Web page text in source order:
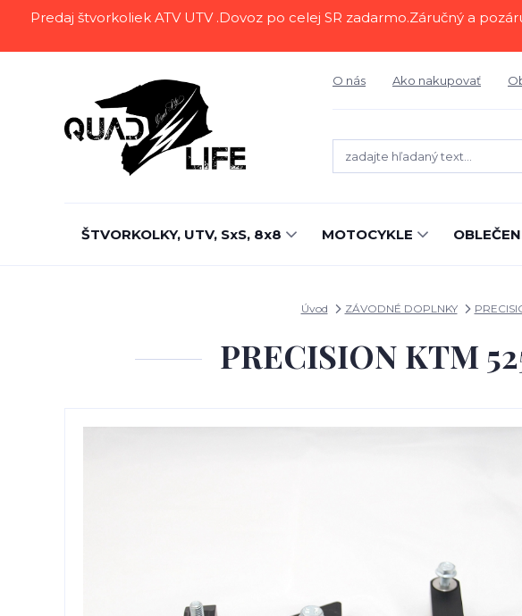
Predaj štvorkoliek ATV UTV .Dovoz po celej SR zadarmo.Záručný a
O nás Ako nakupovať
ŠTVORKOLKY, UTV, SxS, 8x8 MOTOCYKLE
Úvod ZÁVODNÉ DOPLNKY
PRECISION KTM